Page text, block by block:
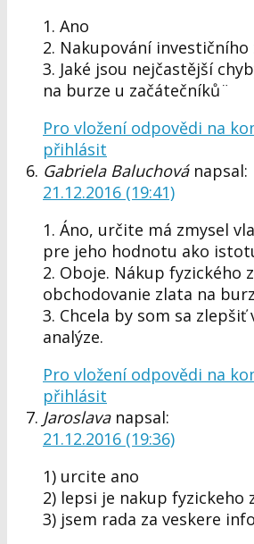
1. Ano
2. Nakupování investičního
3. Jaké jsou nejčastější
na burze u začátečníků¨
Pro vložení odpovědi na
přihlásit
Gabriela Baluchová napsal:
21.12.2016 (19:41)
1. Áno, určite má zmysel
pre jeho hodnotu ako
2. Oboje. Nákup fyzického
obchodovanie zlata na
3. Chcela by som sa zlepšiť
analýze.
Pro vložení odpovědi na
přihlásit
Jaroslava napsal:
21.12.2016 (19:36)
1) urcite ano
2) lepsi je nakup fyzickeho
3) jsem rada za veskere